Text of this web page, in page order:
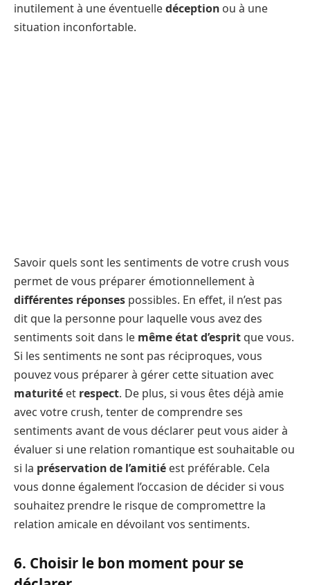
inutilement à une éventuelledéception ou à une
situation inconfortable.
Savoir quels sont les sentiments de votre crush vous
permet de vous préparer émotionnellement à
différentes réponses possibles. En effet, il n’est pas
dit que la personne pour laquelle vous avez des
sentiments soit dans le même état d’esprit que vous.
Si les sentiments ne sont pas réciproques, vous
pouvez vous préparer à gérer cette situation avec
maturité et respect. De plus, si vous êtes déjà amie
avec votre crush, tenter de comprendre ses
sentiments avant de vous déclarer peut vous aider à
évaluer si une relation romantique est souhaitable ou
si la préservation de l’amitié est préférable. Cela
vous donne également l’occasion de décider si vous
souhaitez prendre le risque de compromettre la
relation amicale en dévoilant vos sentiments.
6. Choisir le bon moment pour se